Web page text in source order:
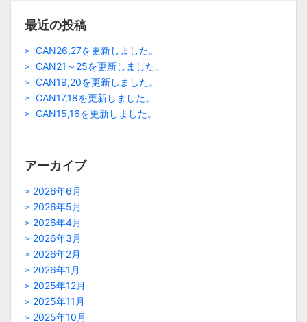
最近の投稿
CAN26,27を更新しました。
CAN21～25を更新しました。
CAN19,20を更新しました。
CAN17,18を更新しました。
CAN15,16を更新しました。
アーカイブ
2026年6月
2026年5月
2026年4月
2026年3月
2026年2月
2026年1月
2025年12月
2025年11月
2025年10月